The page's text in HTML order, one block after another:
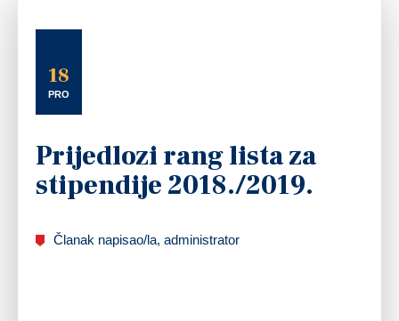
18
PRO
Prijedlozi rang lista za
stipendije 2018./2019.
Članak napisao/la, administrator